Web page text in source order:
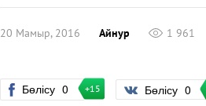
20 Мамыр, 2016 Айнур 1 961
Бөлісу 0 +15 Бөлісу 0